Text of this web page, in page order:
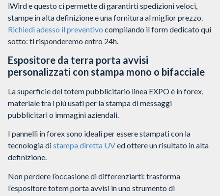
iWird e questo ci permette di garantirti spedizioni veloci,
stampe in alta definizione e una fornitura al miglior prezzo.
Richiedi adesso il preventivo compilando il form dedicato qui
sotto: ti risponderemo entro 24h.
Espositore da terra porta avvisi
personalizzati con stampa mono o bifacciale
La superficie del totem pubblicitario linea EXPO è in forex,
materiale tra i più usati per la stampa di messaggi
pubblicitari o immagini aziendali.
I pannelli in forex sono ideali per essere stampati con la
tecnologia distampa diretta UVed ottere un risultato in alta
definizione.
Non perdere l’occasione di differenziarti: trasforma
l’espositore totem porta avvisi in uno strumento di